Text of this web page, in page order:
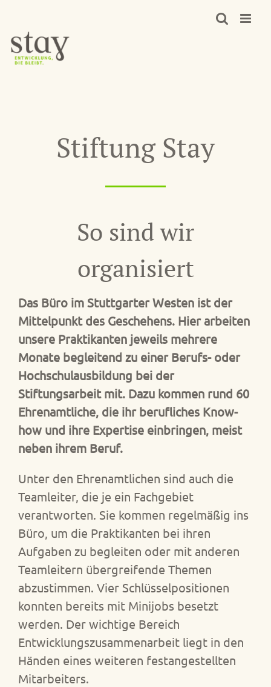
springen
Stiftung Stay
So sind wir
organisiert
Das Büro im Stuttgarter Westen ist der
Mittelpunkt des Geschehens. Hier arbeiten
unsere Praktikanten jeweils mehrere
Monate begleitend zu einer Berufs- oder
Hochschulausbildung bei der
Stiftungsarbeit mit. Dazu kommen rund 60
Ehrenamtliche, die ihr berufliches Know-
how und ihre Expertise einbringen, meist
neben ihrem Beruf.
Unter den Ehrenamtlichen sind auch die
Teamleiter, die je ein Fachgebiet
verantworten. Sie kommen regelmäßig ins
Büro, um die Praktikanten bei ihren
Aufgaben zu begleiten oder mit anderen
Teamleitern übergreifende Themen
abzustimmen. Vier Schlüsselpositionen
konnten bereits mit Minijobs besetzt
werden. Der wichtige Bereich
Entwicklungszusammenarbeit liegt in den
Händen eines weiteren festangestellten
Mitarbeiters.